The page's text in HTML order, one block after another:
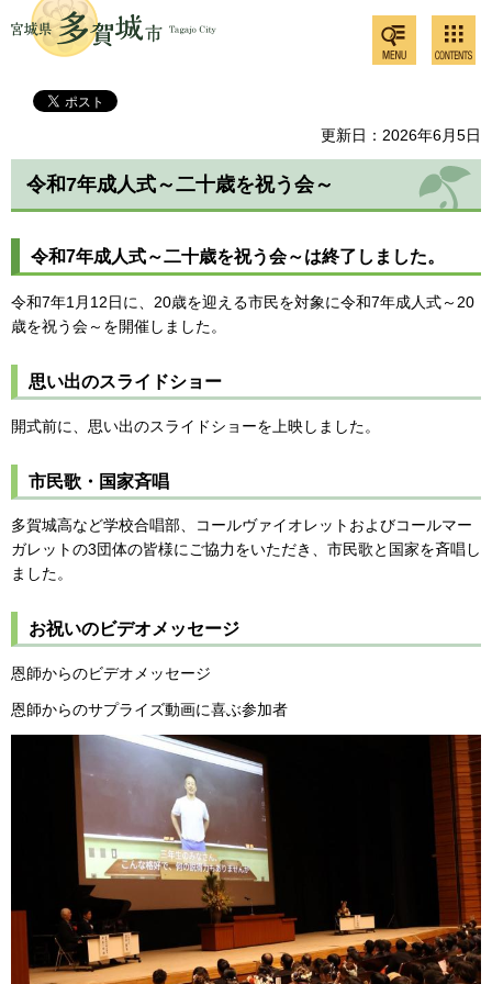
多賀城市
ンツメ
ニュー
共通メ
ニュー
更新日：2026年6月5日
令和7年成人式～二十歳を祝う会～
令和7年成人式～二十歳を祝う会～は終了しました。
令和7年1月12日に、20歳を迎える市民を対象に令和7年成人式～20
歳を祝う会～を開催しました。
思い出のスライドショー
開式前に、思い出のスライドショーを上映しました。
市民歌・国家斉唱
多賀城高など学校合唱部、コールヴァイオレットおよびコールマー
ガレットの3団体の皆様にご協力をいただき、市民歌と国家を斉唱し
ました。
お祝いのビデオメッセージ
恩師からのビデオメッセージ
恩師からのサプライズ動画に喜ぶ参加者